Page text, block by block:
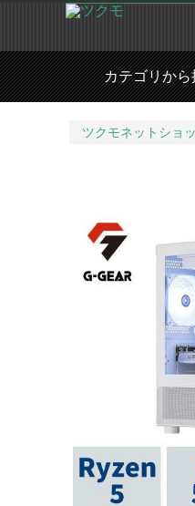
カテゴリから
ツクモネットショ